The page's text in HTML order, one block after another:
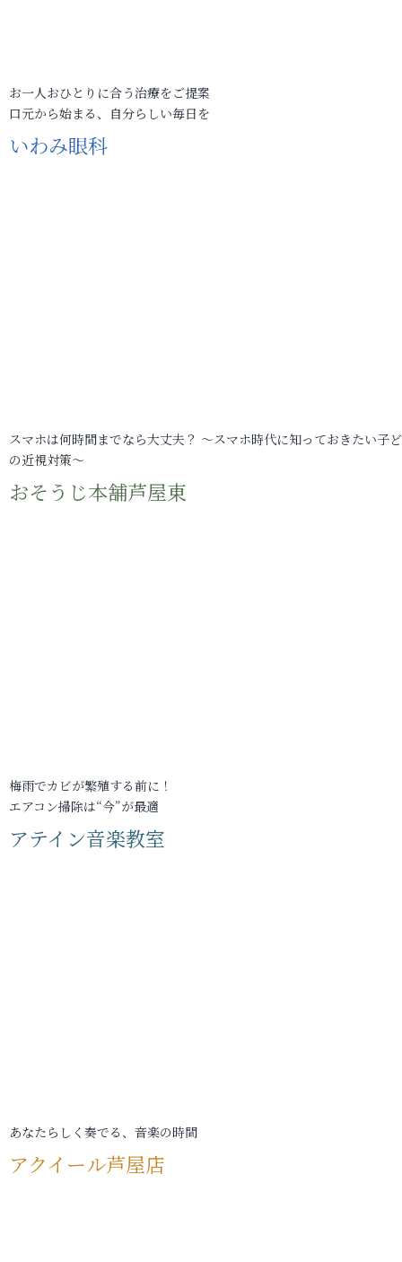
お一人おひとりに合う治療をご提案
口元から始まる、自分らしい毎日を
いわみ眼科
スマホは何時間までなら大丈夫？ ～スマホ時代に知っておきたい子
の近視対策～
おそうじ本舗芦屋東
梅雨でカビが繁殖する前に！
エアコン掃除は“今”が最適
アテイン音楽教室
あなたらしく奏でる、音楽の時間
アクイール芦屋店